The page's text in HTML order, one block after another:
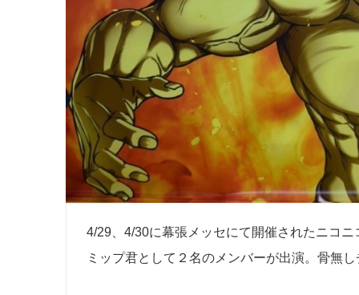
4/29、4/30に幕張メッセにて開催されたニコ
ミップ君として２名のメンバーが出演。骨無